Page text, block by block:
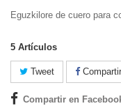
Eguzkilore de cuero para
5 Artículos
Tweet Compartir
Compartir en